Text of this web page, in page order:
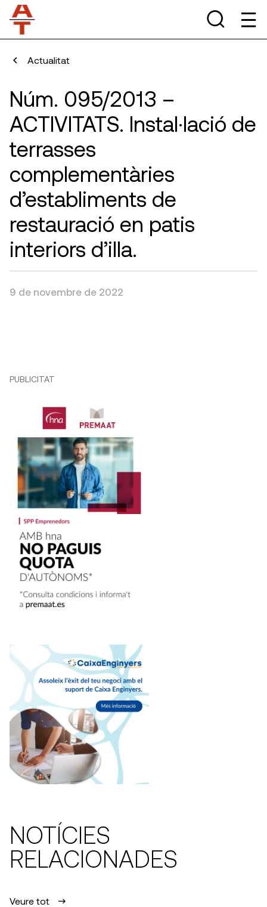
Actualitat
Núm. 095/2013 –
ACTIVITATS. Instal·lació de
terrasses
complementàries
d’establiments de
restauració en patis
interiors d’illa.
9 de novembre de 2022
PUBLICITAT
NOTÍCIES
RELACIONADES
Veure tot